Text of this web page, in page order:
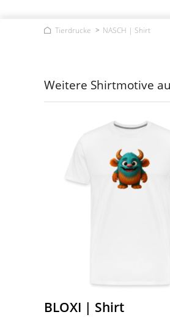
Tierdrucke NASCH | Shirt
Weitere Shirtmotive
BLOXI | Shirt